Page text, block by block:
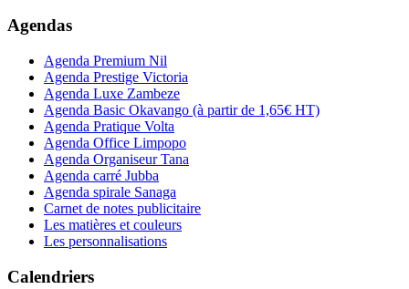
Agendas
Agenda Premium Nil
Agenda Prestige Victoria
Agenda Luxe Zambeze
Agenda Basic Okavango (à partir de 1,65€ HT)
Agenda Pratique Volta
Agenda Office Limpopo
Agenda Organiseur Tana
Agenda carré Jubba
Agenda spirale Sanaga
Carnet de notes publicitaire
Les matières et couleurs
Les personnalisations
Calendriers